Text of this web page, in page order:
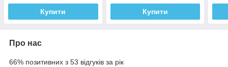
Купити Купити
Про нас
66% позитивних з 53 відгуків за рік